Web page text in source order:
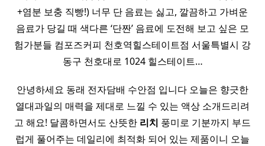
+염분 보충 직빵!) 너무 단 음료는 싫고, 깔끔하고 가벼운
음료가 당길 때 색다른 ‘단짠’ 음료에 도전해 보고 싶은 모
험가분들 컴포즈커피 천호역힐스테이트점 서울특별시 강
동구 천호대로 1024 힐스테이트…
안녕하세요 동래 전자담배 수안점 입니다 오늘은 향긋한
열대과일의 매력을 제대로 느낄 수 있는 액상 소개드리려
고 해요! 달콤하면서도 산뜻한 리치 풍미로 기분까지 부드
럽게 풀어주는 데일리에 최적화 되어 있는 제품이니 오늘